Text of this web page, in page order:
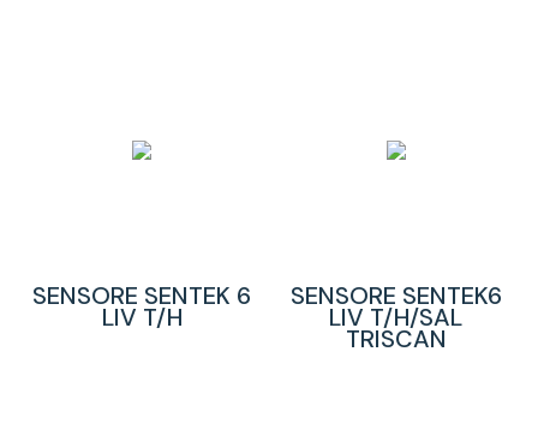
SENSORE SENTEK 6
LIV T/H
SENSORE SENTEK6
LIV T/H/SAL
TRISCAN